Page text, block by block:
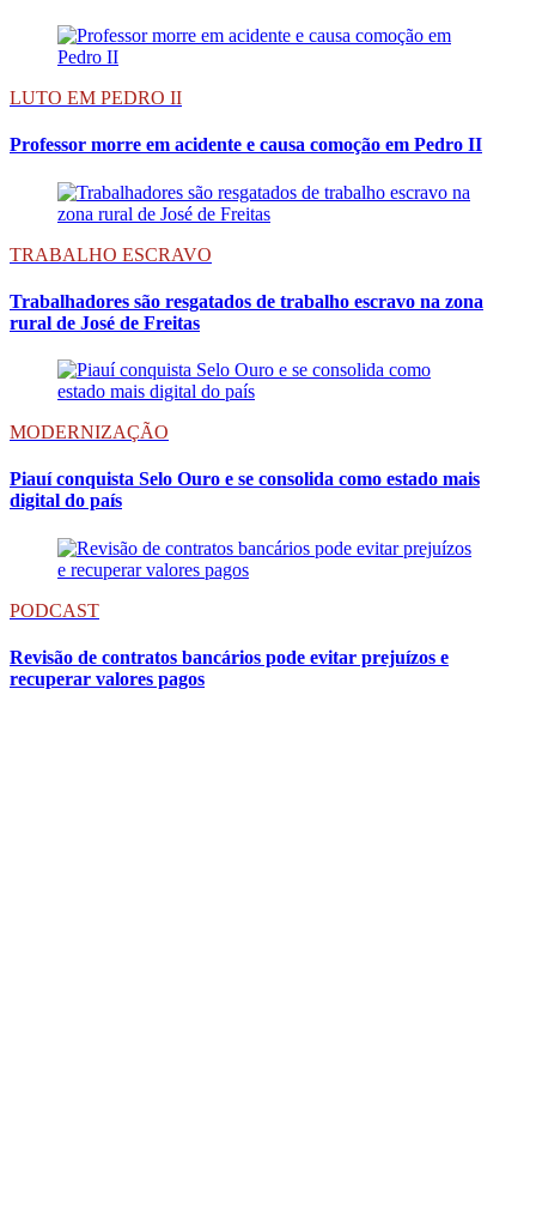
LUTO EM PEDRO II
Professor morre em acidente e causa comoção em Pedro II
TRABALHO ESCRAVO
Trabalhadores são resgatados de trabalho escravo na zona
rural de José de Freitas
MODERNIZAÇÃO
Piauí conquista Selo Ouro e se consolida como estado mais
digital do país
PODCAST
Revisão de contratos bancários pode evitar prejuízos e
recuperar valores pagos